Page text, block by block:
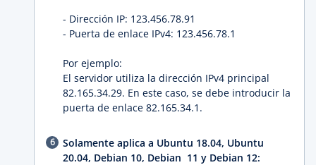
- Dirección IP: 123.456.78.91
- Puerta de enlace IPv4: 123.456.78.1
Por ejemplo:
El servidor utiliza la dirección IPv4 principal
82.165.34.29. En este caso, se debe introducir la
puerta de enlace 82.165.34.1.
Solamente aplica a Ubuntu 18.04, Ubuntu
20.04, Debian 10, Debian 11 y Debian 12: